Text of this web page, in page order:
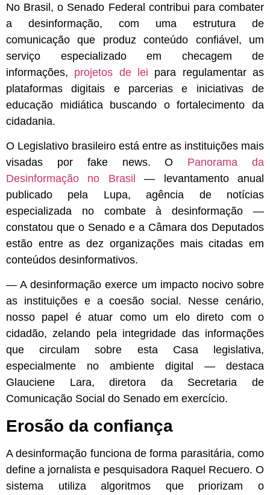
No Brasil, o Senado Federal contribui para combater
a desinformação, com uma estrutura de
comunicação que produz conteúdo confiável, um
serviço especializado em checagem de
informações, projetos de lei para regulamentar as
plataformas digitais e parcerias e iniciativas de
educação midiática buscando o fortalecimento da
cidadania.
O Legislativo brasileiro está entre as instituições mais
visadas por fake news.O Panorama da
Desinformação no Brasil
— levantamento anual
publicado pela Lupa, agência de notícias
especializada no combate à desinformação —
constatou que o Senado e a Câmara dos Deputados
estão entre as dez organizações mais citadas em
conteúdos desinformativos.
— A desinformação exerce um impacto nocivo sobre
as instituições e a coesão social. Nesse cenário,
nosso papel é atuar como um elo direto com o
cidadão, zelando pela integridade das informações
que circulam sobre esta Casa legislativa,
especialmente no ambiente digital — destaca
Glauciene Lara, diretora da Secretaria de
Comunicação Social do Senado em exercício.
Erosão da confiança
A desinformação funciona de forma parasitária, como
define a jornalista e pesquisadora Raquel Recuero. O
sistema utiliza algoritmos que priorizam o